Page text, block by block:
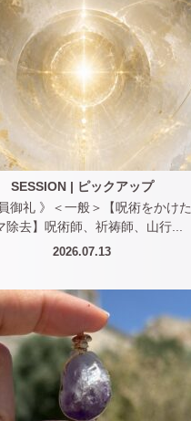
SESSION| ピックアップ
員御礼 》＜一般＞【呪術をかけた
除去】呪術師、祈祷師、山行...
2026.07.13